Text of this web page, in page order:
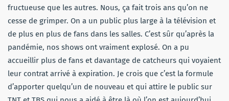
fructueuse que les autres. Nous, ça fait trois ans qu’on ne
cesse de grimper. On a un public plus large à la télévision et
de plus en plus de fans dans les salles. C’est sûr qu’après la
pandémie, nos shows ont vraiment explosé. On a pu
accueillir plus de fans et davantage de catcheurs qui voyaient
leur contrat arrivé à expiration. Je crois que c’est la formule
d’apporter quelqu’un de nouveau et qui attire le public sur